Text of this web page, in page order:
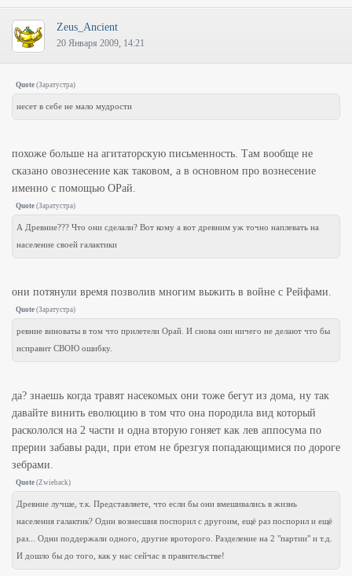
Zeus_Ancient
20 Января 2009, 14:21
Quote (Заратустра)
несет в себе не мало мудрости
похоже больше на агитаторскую письменность. Там вообще не
сказано овознесение как таковом, а в основном про вознесение
именно с помощью ОРай.
Quote (Заратустра)
А Древние??? Что они сделали? Вот кому а вот древним уж точно наплевать на
население своей галактики
они потянули время позволив многим выжить в войне с Рейфами.
Quote (Заратустра)
ревние виноваты в том что прилетели Орай. И снова они ничего не делают что бы
исправит СВОЮ ошибку.
да? знаешь когда травят насекомых они тоже бегут из дома, ну так
давайте винить еволюцию в том что она породила вид который
раскололся на 2 части и одна вторую гоняет как лев аппосума по
прерии забавы ради, при етом не брезгуя попадающимися по дороге
зебрами.
Quote (Zwieback)
Древние лучше, т.к. Представляете, что если бы они вмешивались в жизнь
населения галактик? Один вознесшия поспорил с другоим, ещё раз поспорил и ещё
раз... Одни поддержали одного, другие вроторого. Разделение на 2 "партии" и т.д.
И дошло бы до того, как у нас сейчас в правительстве!